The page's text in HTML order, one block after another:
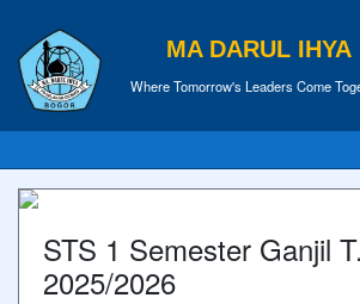
MA DARUL IHYA
Where Tomorrow's Leaders Come
STS 1 Semester Ganjil
2025/2026